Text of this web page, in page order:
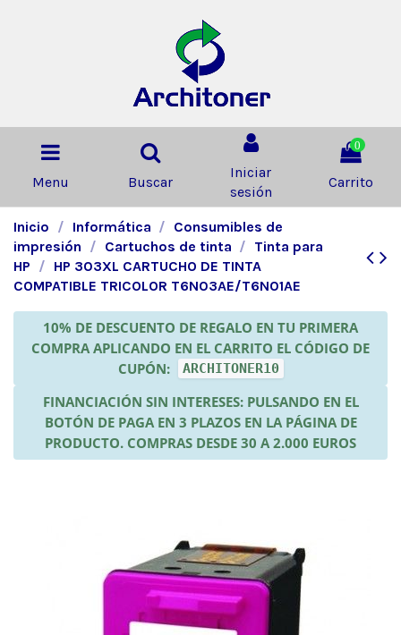
Menu Buscar
Iniciar
sesión
0
Carrito
Inicio Informática
Consumibles de
impresión
Cartuchos de tinta
Tinta para
HP
HP 303XL CARTUCHO DE TINTA
COMPATIBLE TRICOLOR T6N03AE/T6N01AE
10% DE DESCUENTO DE REGALO EN TU PRIMERA
COMPRA APLICANDO EN EL CARRITO EL CÓDIGO DE
CUPÓN:
ARCHITONER10
FINANCIACIÓN SIN INTERESES: PULSANDO EN EL
BOTÓN DE PAGA EN 3 PLAZOS EN LA PÁGINA DE
PRODUCTO. COMPRAS DESDE 30 A 2.000 EUROS